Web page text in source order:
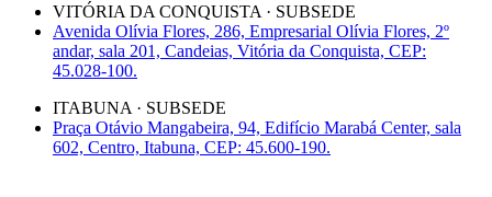
VITÓRIA DA CONQUISTA · SUBSEDE
Avenida Olívia Flores, 286, Empresarial Olívia Flores, 2º
andar, sala 201, Candeias, Vitória da Conquista, CEP:
45.028-100.
ITABUNA · SUBSEDE
Praça Otávio Mangabeira, 94, Edifício Marabá Center, sala
602, Centro, Itabuna, CEP: 45.600-190.